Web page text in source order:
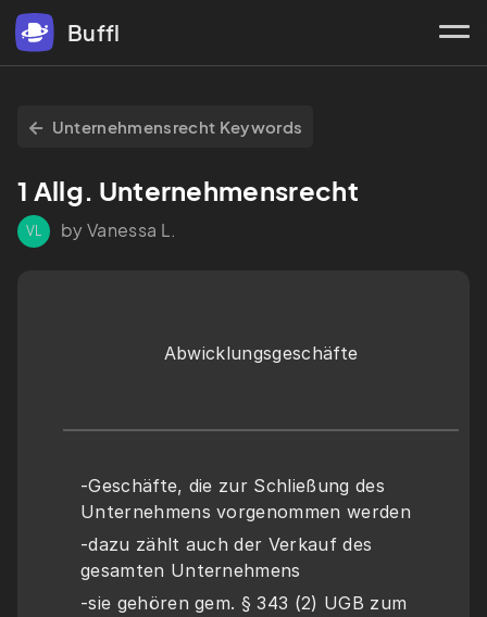
Buffl
Unternehmensrecht Keywords
1 Allg. Unternehmensrecht
VL by Vanessa L.
Abwicklungsgeschäfte
-Geschäfte, die zur Schließung des
Unternehmens vorgenommen werden
-dazu zählt auch der Verkauf des
gesamten Unternehmens
-sie gehören gem. § 343 (2) UGB zum